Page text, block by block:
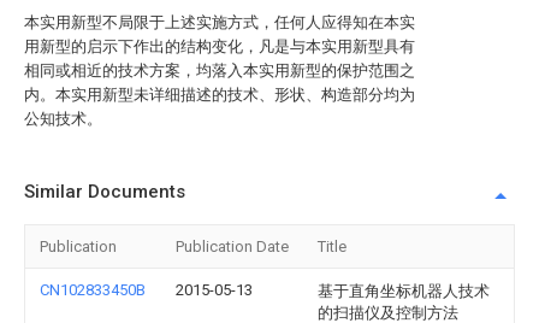
本实用新型不局限于上述实施方式，任何人应得知在本实
用新型的启示下作出的结构变化，凡是与本实用新型具有
相同或相近的技术方案，均落入本实用新型的保护范围之
内。本实用新型未详细描述的技术、形状、构造部分均为
公知技术。
Similar Documents
Publication Publication Date Title
CN102833450B 2015-05-13
基于直角坐标机器人技术
的扫描仪及控制方法